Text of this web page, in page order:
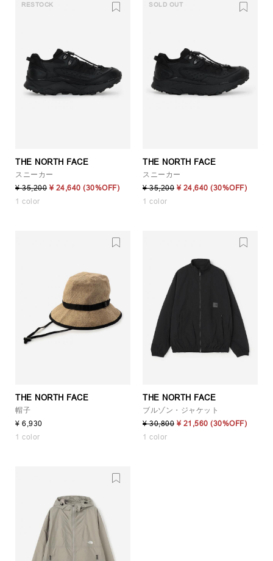
RESTOCK
THE NORTH FACE
スニーカー
¥ 35,200 ¥ 24,640 (30%OFF)
1 color
SOLD OUT
THE NORTH FACE
スニーカー
¥ 35,200 ¥ 24,640 (30%OFF)
1 color
THE NORTH FACE
帽子
¥ 6,930
1 color
THE NORTH FACE
ブルゾン・ジャケット
¥ 30,800 ¥ 21,560 (30%OFF)
1 color